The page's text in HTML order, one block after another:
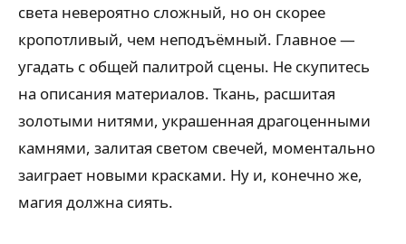
света невероятно сложный, но он скорее
кропотливый, чем неподъёмный. Главное —
угадать с общей палитрой сцены. Не скупитесь
на описания материалов. Ткань, расшитая
золотыми нитями, украшенная драгоценными
камнями, залитая светом свечей, моментально
заиграет новыми красками. Ну и, конечно же,
магия должна сиять.